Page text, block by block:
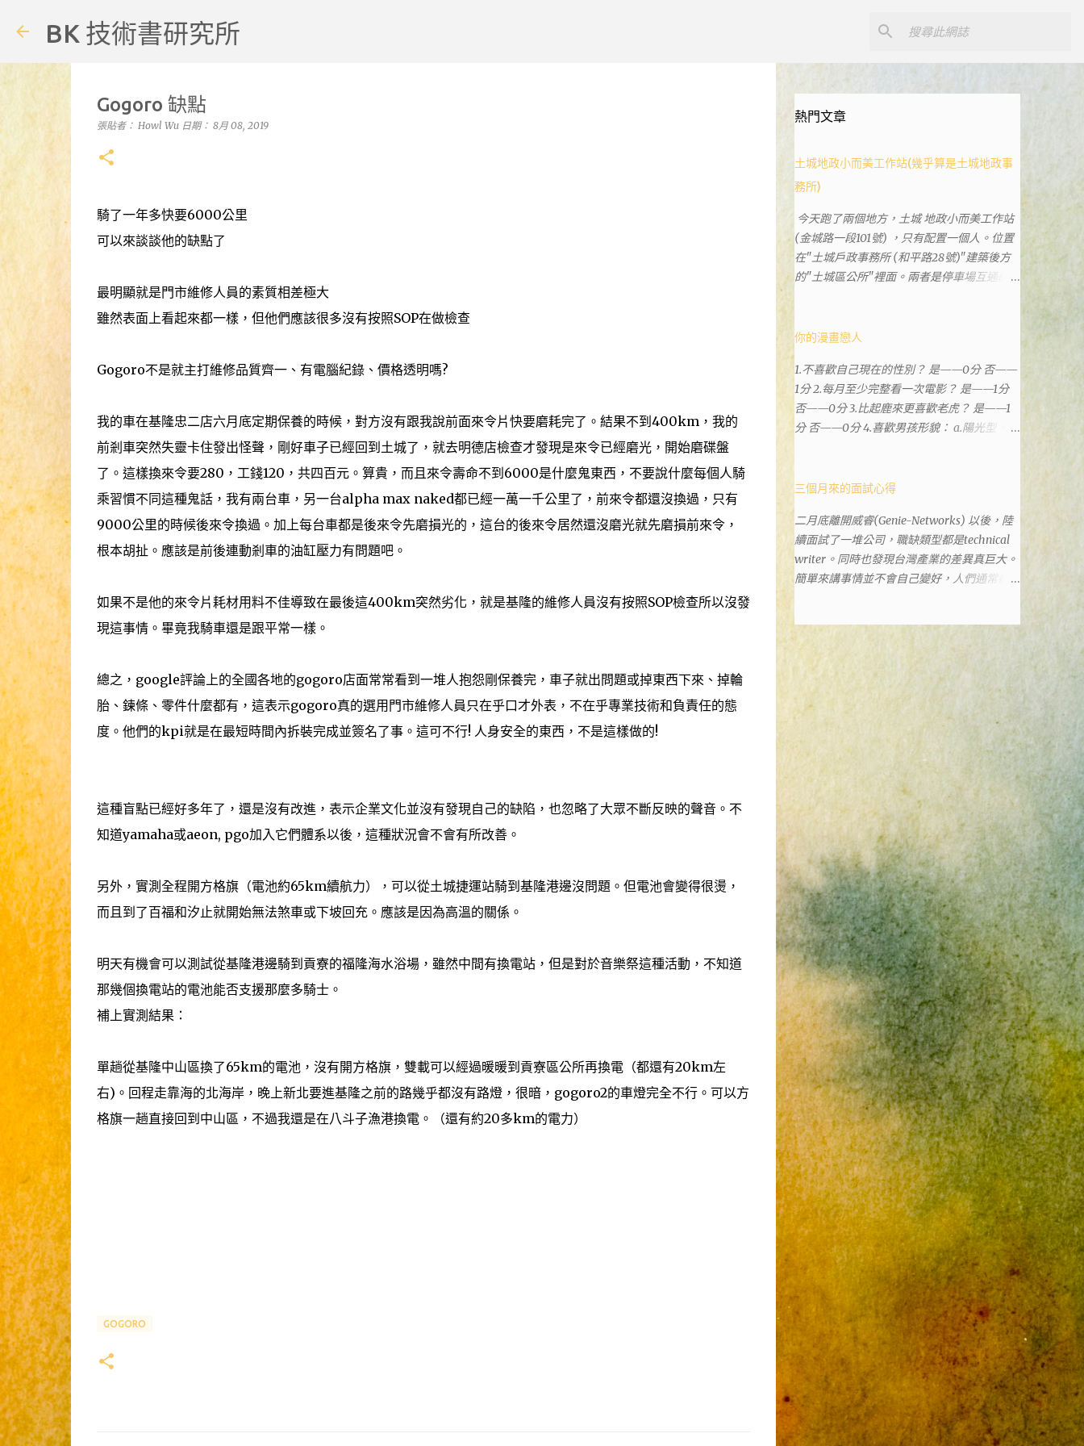
BK 技術書研究所
Gogoro 缺點
張貼者： Howl Wu 日期： 8月 08, 2019
騎了一年多快要6000公里
可以來談談他的缺點了
最明顯就是門市維修人員的素質相差極大
雖然表面上看起來都一樣，但他們應該很多沒有按照SOP在做檢查
Gogoro不是就主打維修品質齊一、有電腦紀錄、價格透明嗎?
我的車在基隆忠二店六月底定期保養的時候，對方沒有跟我說前面來令片快要磨耗完了。結果不到400km，我的
前剎車突然失靈卡住發出怪聲，剛好車子已經回到土城了，就去明德店檢查才發現是來令已經磨光，開始磨碟盤
了。這樣換來令要280，工錢120，共四百元。算貴，而且來令壽命不到6000是什麼鬼東西，不要說什麼每個人騎
乘習慣不同這種鬼話，我有兩台車，另一台alpha max naked都已經一萬一千公里了，前來令都還沒換過，只有
9000公里的時候後來令換過。加上每台車都是後來令先磨損光的，這台的後來令居然還沒磨光就先磨損前來令，
根本胡扯。應該是前後連動剎車的油缸壓力有問題吧。
如果不是他的來令片耗材用料不佳導致在最後這400km突然劣化，就是基隆的維修人員沒有按照SOP檢查所以沒發
現這事情。畢竟我騎車還是跟平常一樣。
總之，google評論上的全國各地的gogoro店面常常看到一堆人抱怨剛保養完，車子就出問題或掉東西下來、掉輪
胎、鍊條、零件什麼都有，這表示gogoro真的選用門市維修人員只在乎口才外表，不在乎專業技術和負責任的態
度。他們的kpi就是在最短時間內拆裝完成並簽名了事。這可不行! 人身安全的東西，不是這樣做的!
這種盲點已經好多年了，還是沒有改進，表示企業文化並沒有發現自己的缺陷，也忽略了大眾不斷反映的聲音。不
知道yamaha或aeon, pgo加入它們體系以後，這種狀況會不會有所改善。
另外，實測全程開方格旗（電池約65km續航力），可以從土城捷運站騎到基隆港邊沒問題。但電池會變得很燙，
而且到了百福和汐止就開始無法煞車或下坡回充。應該是因為高溫的關係。
明天有機會可以測試從基隆港邊騎到貢寮的福隆海水浴場，雖然中間有換電站，但是對於音樂祭這種活動，不知道
那幾個換電站的電池能否支援那麼多騎士。
補上實測結果：
單趟從基隆中山區換了65km的電池，沒有開方格旗，雙載可以經過暖暖到貢寮區公所再換電（都還有20km左
右)。回程走靠海的北海岸，晚上新北要進基隆之前的路幾乎都沒有路燈，很暗，gogoro2的車燈完全不行。可以方
格旗一趟直接回到中山區，不過我還是在八斗子漁港換電。（還有約20多km的電力）
GOGORO
熱門文章
土城地政小而美工作站(幾乎算是土城地政事
務所)
今天跑了兩個地方，土城 地政小而美工作站
(金城路一段101號) ，只有配置一個人。位置
在"土城戶政事務所 (和平路28號)"建築後方
的"土城區公所"裡面。兩者是停車場互通的，
所等建築。所以都在一塊，但你可能會走錯大
樓。 Google評論上有不少跑錯的人，以為地
政也配置在戶政事務所裡面。但其實 土城沒
有正式的地政事務所，只有地政小而美工作站
，也已經能處理大部分需求。我是因為有了法
院公文才拿到了第三類謄本的紀錄，看到以後
資源。但我不知道審判時法官會不會去調閱這
細心，在案牘勞形中，會願意為了這種小人物
受害案件去挖出更大的黑幕。 辦理人員非常
專業熱心，也非常忙碌。還告訴我目前需要的
關鍵特定檔案(原案登記簿案件，接露轉手時
務所 )去取得。不過實際到了現場發現還是需
要法院的正式行文才可以拿到這些檔案，因為
我並非權利人，只是被捲入事件的租客。 在
這過程中我覺得很像行走於沙漠的求生者，在
一個小綠洲受到指引要繼續往某個方向才能脫
離沙漠。當我不幸受到詐騙的時候，會覺得這
社會真的很黑暗，到處都是敗類橫行卻沒有人
願意伸出援手。行政人員對於社會上充滿詐騙
被害者也是義憤填膺，不少無辜受害者也是跑
來申請這些資料。也是有光明的一面，只是他
們也許默默埋首在岡位上和檔案裡，當你大聲
疾呼求找證人或走進警局報案卻一籌莫展時，
他們是這社會上別的部門裡後來才能支援你的
人。她祝我官司一切順利。 希望政府能把張
淑晶一類的惡房東或海蟑螂嚴加懲罰，不能再
讓他們出來害人。買房市場已經被炒房客和建
商政客弄得大家無法有自己的家，現在連租屋
市場也烏煙瘴氣，國人自己都無立錐之地，哪
裡能安居樂業呢? 就是因為工作或生活所需，
家人成家已經沒有空間才出來找空間，現在卻
處處是陷阱，惡人專門欺負沒有資源或法律知
識不夠的弱勢，平民小老百姓即使願意對簿公
堂，又怎麼承受得住法律訴訟的折磨呢?
你的漫畫戀人
1.不喜歡自己現在的性別？ 是——0分 否——
1分 2.每月至少完整看一次電影？ 是——1分
否——0分 3.比起鹿來更喜歡老虎？ 是——1
分 否——0分 4.喜歡男孩形貌： a.陽光型，很
可愛——4分 5.喜歡女孩形貌： a.楚楚動人，
麗高貴的大家閨秀－3分 d.頹廢另類狂放——1
分 6.希望戀人的姓氏： a.大眾化——1分 b.罕
見，古色古香的複姓——2分 c.配上名字動聽
——4分 d.叫什麼都無所謂——3分 7.下列活動
午檯球——3分 c.正式的舞會——4分 d.猜謎或
搶答——2分 8.橡皮與立可白，更常用： 橡皮
——1分 立可白——0分 9.喜歡下列哪一種顏
色搭配： a.紅加黑——1分 b.金加銀——2分 c.
粉加白——4分 d.粉加灰——3分 10.有多少特
長？ a.沒有——2分 b.1、2項——4分 c.3、4項
——3分 d.5項及以上——1分 得分表（男性戀
人） 6分.日日野晴矢 7分.齋藤一 8分.雨宮一彥
9分.仙道彰 10分.王天君 11分.邑輝一貴 12分.道
明寺司 13分.沖田總司 14分.由貴瑛里 15分.傑
克 16分.酷拉皮卡 17分.吉良朔夜 18分.藤原佐
為 19分.山田太郎 20分.工藤新一 21分.藏馬 22
分.天照 23分.八戒 24分.草摩由希 25分.都筑麻
斗 26分.皇昴流 27分.安倍泰明 (不是安倍晴明
嗎?) 28分.玖月牙曉 得分表（女性戀人） 6分.
空條徐倫 7分.綾波麗 (應該是綾波零吧...") 8分.
奈美 9分.拉姆 10分.乾闥婆王 (聖傳) 11分.更紗
12分.雪代巴 13分.美夕 14分.花音 15分.神崎堇
16分.音無響子 (是音無可憐嗎?) 17分.天野愛
18分.宮澤雪野 19分.幸田實果子 20分.林明美
21分.鈴木夕梨 22分.無道紗羅 23分.桃生小鳥
24分.藤崎詩織 25分.夕城美朱 26分.本田透 27
分.蓓兒丹蒂 28分.月野兔
三個月來的面試心得
二月底離開威睿(Genie-Networks) 以後，陸
續面試了一堆公司，職缺類型都是technical
writer。同時也發現台灣產業的差異真巨大。
簡單來講事情並不會自己變好，人們通常都是
是這樣。 (因為我原本預計離開威睿的時間是
八月左右，這個時間比我預期的早了半年。感
謝某個腦袋不清楚的R大股東兼被冰凍的主
管，減少了我會繼續在這間公司浪費掉的生
命。) 這個過程其實是比較倉促的，原因稍後
再說。也因為是這樣，所以都是一些三線的公
司 --- 去面試之前就有心理準備，新資可能很
爛，或是因為時間不對的關係，職缺也都是爛
缺。 普安 InforTrend (口頭offer get，之後
被表) 這間挺糟糕的。人資已經跟我確定錄
取，還打電話恭喜我，也說了錄取薪水是4萬
5。但正式聘書一直不下來，還一直改變說
詞。第一次去面試的時候，可以感覺到跟網路
上說的一樣，暮氣沉沉，老人想要改變這個黃
昏產業，但怎麼樣都變不出有用的新把戲，新
人因為被壓榨所以留不住。 東碩 (面試後很快
就發感謝信) 人資一看期望薪資大概就知道我
不會來了。這公司氣氛很像公家機關，緩慢而
年老，座位隔間的排列也是。面試我的阿姨不
斷鼓吹我這個職位的可能性，但就像查得到的
資訊，它們大量用沒有經驗的新人去做PM，
基本上也就是去一個沒什麼用的資料庫去猜可
能會有什麼東西可以做。每個月裡面所有的計
畫idea陣亡看起來是很常有的事情。感覺也是
在做白工。 MOXA 404 就在隔壁，MOXA的
氣氛比較像是大學的實驗室，這個園區以前我
當快遞的時候有來過，在新店河旁邊很涼快，
但也很荒涼，什麼都沒有的一塊地。履歷是在
他們內部網站被審核的，大概用了一周的時
間，應該有認真看過，發了感謝信給我。我覺
得是因為我不夠資深。 華碩 面試的職缺是UX
writer。2018此時的整個網路上幾乎都沒有ux
writer這種稱呼，為此我還特別去做了一些功
課。面試的是兩個姐姐。最後考我一個問題，
秀給我看一個登入畫面，問我應該怎麼改進這
畫面上的元素。 我很快地回答了一下。這問
題其實不難，面試官也覺得我答得不錯。 我
試探問了這個職缺的工作內容，但我發現這是
集團內部鬥爭的結果。簡單來說就是一個替死
鬼。 最後沒有下文。 ...